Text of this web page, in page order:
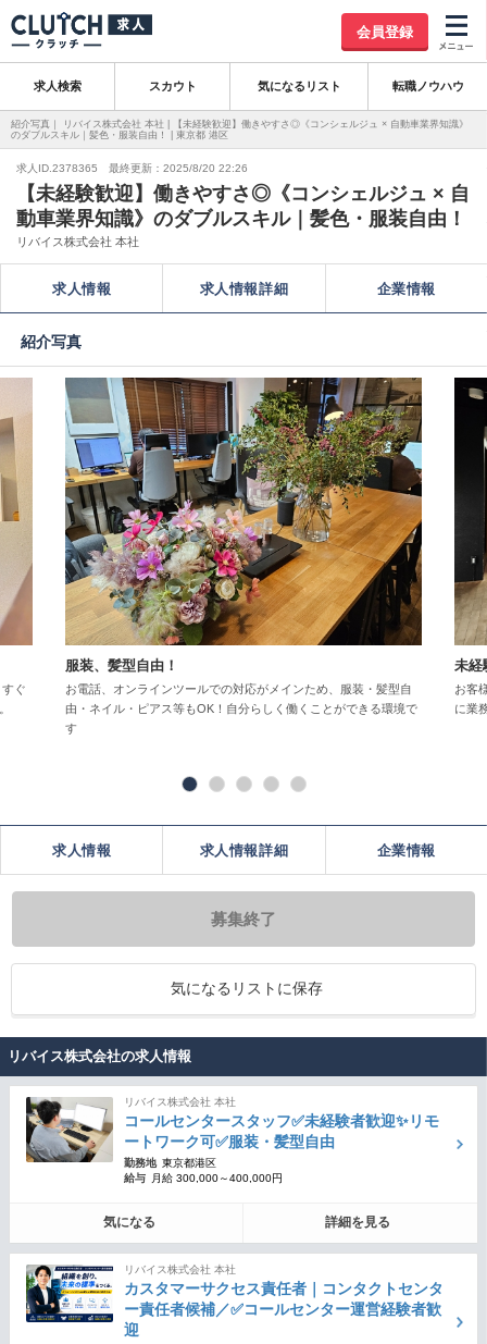
会員登録
求人検索 スカウト 気になるリスト 転職ノウハウ
紹介写真｜ リバイス株式会社 本社 | 【未経験歓迎】働きやすさ◎《コンシェルジュ × 自動車業界知識》
のダブルスキル｜髪色・服装自由！ | 東京都 港区
求人ID.2378365 最終更新：2025/8/20 22:26
【未経験歓迎】働きやすさ◎《コンシェルジュ × 自
動車業界知識》のダブルスキル｜髪色・服装自由！
リバイス株式会社 本社
求人情報 求人情報詳細 企業情報
紹介写真
ぐ
服装、髪型自由！
お電話、オンラインツールでの対応がメインため、服装・髪型自
由・ネイル・ピアス等もOK！自分らしく働くことができる環境で
す
未経
お客
に業
求人情報 求人情報詳細 企業情報
募集終了
気になるリストに保存
リバイス株式会社の求人情報
リバイス株式会社 本社
コールセンタースタッフ✅未経験者歓迎✨リモ
ートワーク可✅服装・髪型自由
勤務地 東京都港区
給与
月給 300,000～400,000円
気になる 詳細を見る
リバイス株式会社 本社
カスタマーサクセス責任者｜コンタクトセンタ
ー責任者候補／✅コールセンター運営経験者歓
迎